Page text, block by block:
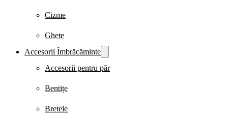
Cizme
Ghete
Accesorii Îmbrăcăminte
Accesorii pentru păr
Bentițe
Bretele